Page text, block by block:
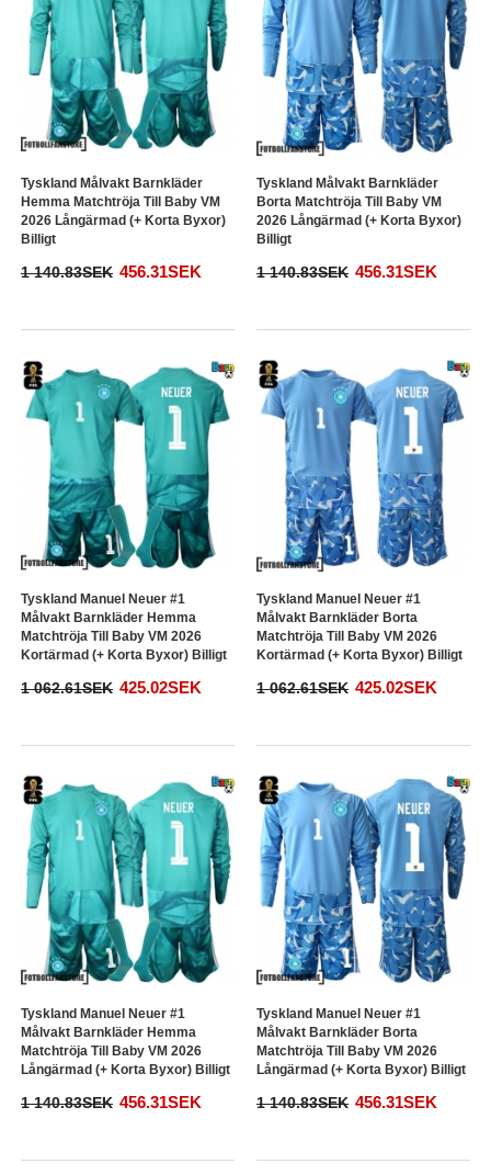
Tyskland Målvakt Barnkläder
Hemma Matchtröja Till Baby VM
2026 Långärmad (+ Korta Byxor)
Billigt
1 140.83SEK 456.31SEK
Tyskland Målvakt Barnkläder
Borta Matchtröja Till Baby VM
2026 Långärmad (+ Korta Byxor)
Billigt
1 140.83SEK 456.31SEK
Tyskland Manuel Neuer #1
Målvakt Barnkläder Hemma
Matchtröja Till Baby VM 2026
Kortärmad (+ Korta Byxor) Billigt
1 062.61SEK 425.02SEK
Tyskland Manuel Neuer #1
Målvakt Barnkläder Borta
Matchtröja Till Baby VM 2026
Kortärmad (+ Korta Byxor) Billigt
1 062.61SEK 425.02SEK
Tyskland Manuel Neuer #1
Målvakt Barnkläder Hemma
Matchtröja Till Baby VM 2026
Långärmad (+ Korta Byxor) Billigt
1 140.83SEK 456.31SEK
Tyskland Manuel Neuer #1
Målvakt Barnkläder Borta
Matchtröja Till Baby VM 2026
Långärmad (+ Korta Byxor) Billigt
1 140.83SEK 456.31SEK